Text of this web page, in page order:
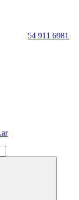
54 911 6981